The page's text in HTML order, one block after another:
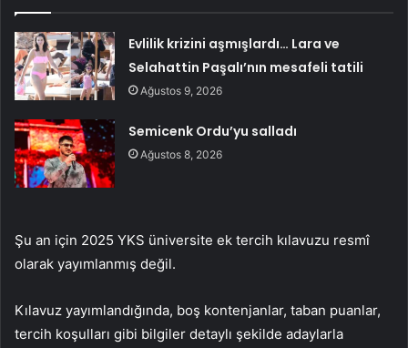
Evlilik krizini aşmışlardı… Lara ve
Selahattin Paşalı’nın mesafeli tatili
Ağustos 9, 2026
Semicenk Ordu’yu salladı
Ağustos 8, 2026
Şu an için 2025 YKS üni­ver­si­te ek tercih kılavuzu resmî
olarak yayımlanmış değil.
Kılavuz yayımlandığında, boş kontenjanlar, taban puanlar,
tercih koşulları gibi bilgiler detaylı şekilde adaylarla